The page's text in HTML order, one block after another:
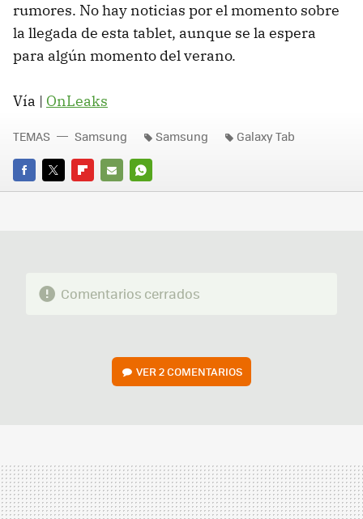
rumores. No hay noticias por el momento sobre
la llegada de esta tablet, aunque se la espera
para algún momento del verano.
Vía | OnLeaks
FACEBOOK
TWITTERFLIPBOARD
E-
WHATSAPP
TEMAS Samsung Samsung Galaxy Tab
Comentarios cerrados
VER2 COMENTARIOS